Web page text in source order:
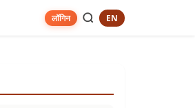
लॉगिन EN